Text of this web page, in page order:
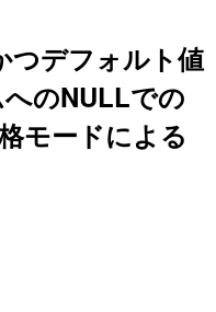
つデフォルト値
のNULLでの
モードによる